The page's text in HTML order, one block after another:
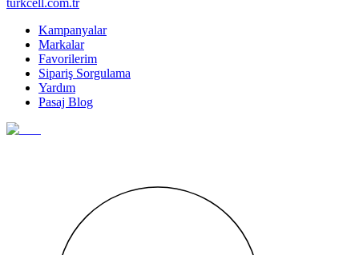
turkcell.com.tr
Kampanyalar
Markalar
Favorilerim
Sipariş Sorgulama
Yardım
Pasaj Blog